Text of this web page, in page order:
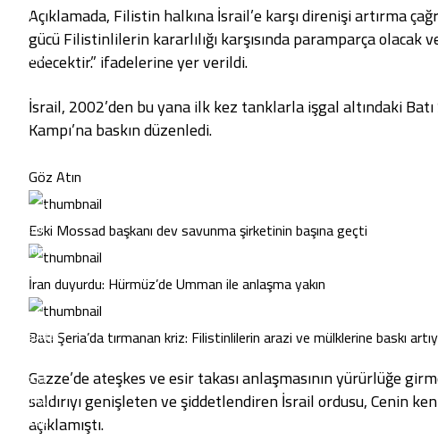
Ordu
Rize
Sakarya
Sinop
Sivas
Tokat
Trabzon
Tunceli
Şanlıurfa
Uşak
Yozgat
Zonguldak
Bayburt
Karaman
Kırıkkale
Açıklamada, Filistin halkına İsrail’e karşı direnişi artırma
gücü Filistinlilerin kararlılığı karşısında paramparça olacak
edecektir.” ifadelerine yer verildi.
İsrail, 2002’den bu yana ilk kez tanklarla işgal altındaki
Kampı’na baskın düzenledi.
Göz Atın
Eski Mossad başkanı dev savunma şirketinin başına geçti
İran duyurdu: Hürmüz’de Umman ile anlaşma yakın
Batı Şeria’da tırmanan kriz: Filistinlilerin arazi ve mülklerine baskı
Gazze’de ateşkes ve esir takası anlaşmasının yürürlüğe
saldırıyı genişleten ve şiddetlendiren İsrail ordusu, Cenin
açıklamıştı.